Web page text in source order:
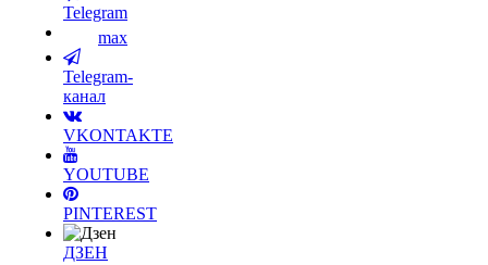
Telegram
max
Telegram-
канал
VKONTAKTE
YOUTUBE
PINTEREST
ДЗЕН